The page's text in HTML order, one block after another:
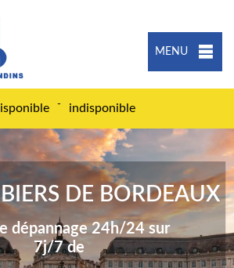
MENU
- indisponible
DE BORDEAUX
dépannage 24h/24 sur
7j/7 de